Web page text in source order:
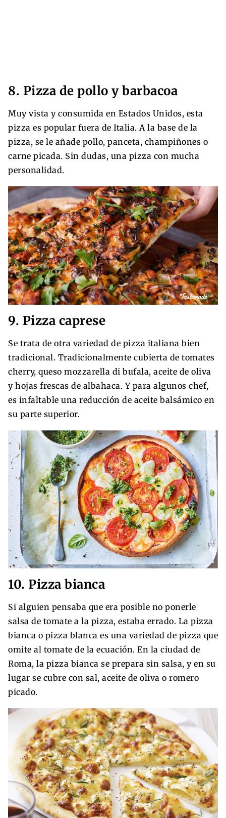
8. Pizza de pollo y barbacoa
Muy vista y consumida en Estados Unidos, esta
pizza es popular fuera de Italia. A la base de la
pizza, se le añade pollo, panceta, champiñones o
carne picada. Sin dudas, una pizza con mucha
personalidad.
9. Pizza caprese
Se trata de otra variedad de pizza italiana bien
tradicional. Tradicionalmente cubierta de tomates
cherry, queso mozzarella di bufala, aceite de oliva
y hojas frescas de albahaca. Y para algunos chef,
es infaltable una reducción de aceite balsámico en
su parte superior.
10. Pizza bianca
Si alguien pensaba que era posible no ponerle
salsa de tomate a la pizza, estaba errado. La pizza
bianca o pizza blanca es una variedad de pizza que
omite al tomate de la ecuación. En la ciudad de
Roma, la pizza bianca se prepara sin salsa, y en su
lugar se cubre con sal, aceite de oliva o romero
picado.